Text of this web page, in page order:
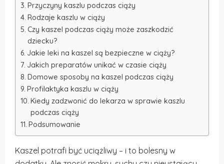
Przyczyny kaszlu podczas ciąży
Rodzaje kaszlu w ciąży
Czy kaszel podczas ciąży może zaszkodzić
dziecku?
Jakie leki na kaszel są bezpieczne w ciąży?
Jakich preparatów unikać w czasie ciąży
Domowe sposoby na kaszel podczas ciąży
Profilaktyka kaszlu w ciąży
Kiedy zadzwonić do lekarza w sprawie kaszlu
podczas ciąży
Podsumowanie
Kaszel potrafi być uciążliwy – i to bolesny w